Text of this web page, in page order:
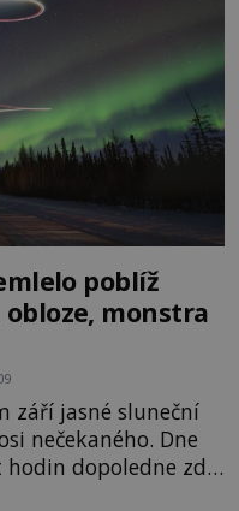
poblíž
monstra
září jasné sluneční
nečekaného. Dne
dopoledne zde
doloženému